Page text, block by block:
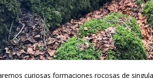
curiosas formaciones rocosas de